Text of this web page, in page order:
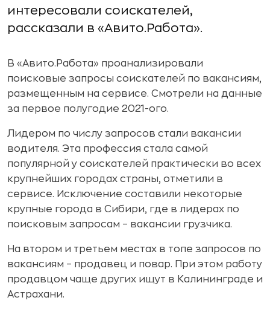
интересовали соискателей,
рассказали в «Авито.Работа».
В «Авито.Работа» проанализировали
поисковые запросы соискателей по вакансиям,
размещенным на сервисе. Смотрели на данные
за первое полугодие 2021-ого.
Лидером по числу запросов стали вакансии
водителя. Эта профессия стала самой
популярной у соискателей практически во всех
крупнейших городах страны, отметили в
сервисе. Исключение составили некоторые
крупные города в Сибири, где в лидерах по
поисковым запросам – вакансии грузчика.
На втором и третьем местах в топе запросов по
вакансиям – продавец и повар. При этом работу
продавцом чаще других ищут в Калининграде и
Астрахани.